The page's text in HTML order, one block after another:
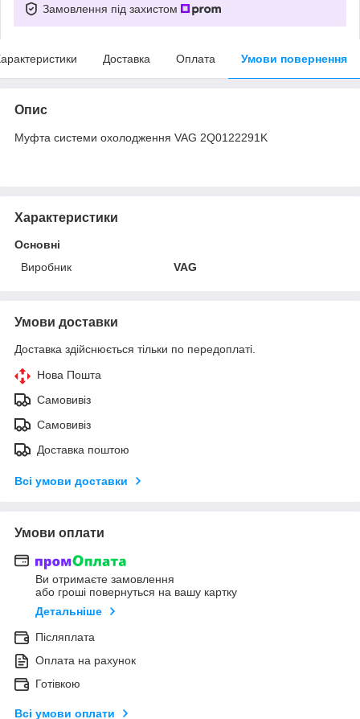
Замовлення під захистом
Доставка Оплата Умови повернення
Опис
Муфта системи охолодження VAG 2Q0122291K
Характеристики
Основні
Виробник
VAG
Умови доставки
Доставка здійснюється тільки по передоплаті.
Нова Пошта
Самовивіз
Самовивіз
Доставка поштою
Всі умови доставки
Умови оплати
Ви отримаєте замовлення
або гроші повернуться на вашу картку
Детальніше
Післяплата
Оплата на рахунок
Готівкою
Всі умови оплати